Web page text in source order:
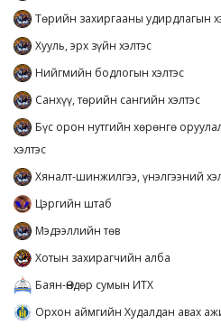
Төрийн захиргааны удирдлагын
Хууль, эрх зүйн хэлтэс
Нийгмийн бодлогын хэлтэс
Санхүү, төрийн сангийн хэлтэс
Бүс орон нутгийн хөрөнгө
хэлтэс
Хяналт-шинжилгээ, үнэлгээний
Цэргийн штаб
Мэдээллийн төв
Хотын захирагчийн алба
Баян-Өндөр сумын ИТХ
Орхон аймгийн Худалдан авах